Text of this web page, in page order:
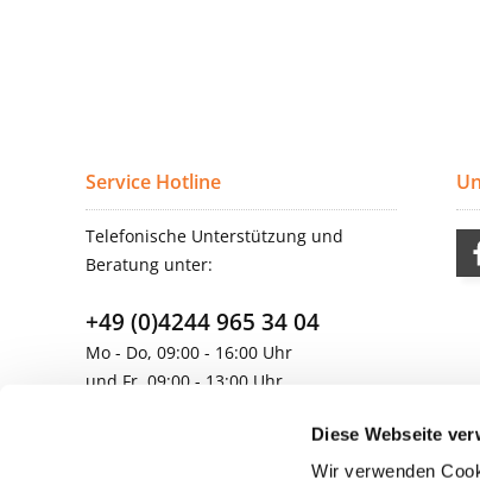
Diese Webseite
Wir verwenden
Service Hotline
Telefonische Unterstützung und
Beratung unter:
+49 (0)4244 965 34 04
Mo - Do, 09:00 - 16:00 Uhr
und Fr, 09:00 - 13:00 Uhr